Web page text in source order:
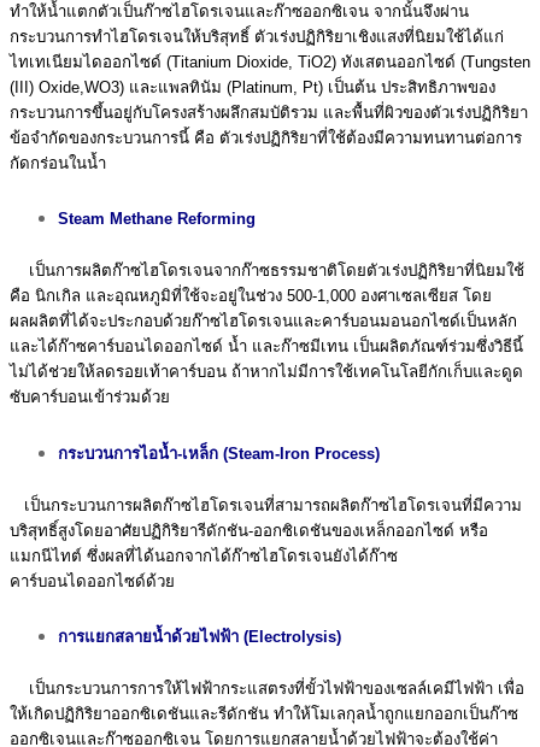
ทำให้นํ้าแตกตัวเป็นก๊าซไฮโดรเจนและก๊าซออกซิเจน จากนั้นจึงผ่าน
กระบวนการทำไฮโดรเจนให้บริสุทธิ์ ตัวเร่งปฏิกิริยาเชิงแสงที่นิยมใช้ได้แก่
ไทเทเนียมไดออกไซด์ (Titanium Dioxide, TiO2) ทังเสตนออกไซด์ (Tungsten
(III) Oxide,WO3) และแพลทินัม (Platinum, Pt) เป็นต้น ประสิทธิภาพของ
กระบวนการขึ้นอยู่กับโครงสร้างผลึกสมบัติรวม และพื้นที่ผิวของตัวเร่งปฏิกิริยา
ข้อจำกัดของกระบวนการนี้ คือ ตัวเร่งปฏิกิริยาที่ใช้ต้องมีความทนทานต่อการ
กัดกร่อนในนํ้า
Steam Methane Reforming
เป็นการผลิตก๊าซไฮโดรเจนจากก๊าซธรรมชาติโดยตัวเร่งปฏิกิริยาที่นิยมใช้
คือ นิกเกิล และอุณหภูมิที่ใช้จะอยู่ในช่วง 500-1,000 องศาเซลเซียส โดย
ผลผลิตที่ได้จะประกอบด้วยก๊าซไฮโดรเจนและคาร์บอนมอนอกไซด์เป็นหลัก
และได้ก๊าซคาร์บอนไดออกไซด์ นํ้า และก๊าซมีเทน เป็นผลิตภัณฑ์ร่วมซึ่งวิธีนี้
ไม่ได้ช่วยให้ลดรอยเท้าคาร์บอน ถ้าหากไม่มีการใช้เทคโนโลยีกักเก็บและดูด
ซับคาร์บอนเข้าร่วมด้วย
กระบวนการไอนํ้า-เหล็ก (Steam-Iron Process)
เป็นกระบวนการผลิตก๊าซไฮโดรเจนที่สามารถผลิตก๊าซไฮโดรเจนที่มีความ
บริสุทธิ์สูงโดยอาศัยปฏิกิริยารีดักชัน-ออกซิเดชันของเหล็กออกไซด์ หรือ
แมกนีไทต์ ซึ่งผลที่ได้นอกจากได้ก๊าซไฮโดรเจนยังได้ก๊าซ
คาร์บอนไดออกไซด์ด้วย
การแยกสลายน้ำด้วยไฟฟ้า (Electrolysis)
เป็นกระบวนการการให้ไฟฟ้ากระแสตรงที่ขั้วไฟฟ้าของเซลล์เคมีไฟฟ้า เพื่อ
ให้เกิดปฏิกิริยาออกซิเดชันและรีดักชัน ทำให้โมเลกุลน้ำถูกแยกออกเป็นก๊าซ
ออกซิเจนและก๊าซออกซิเจน โดยการแยกสลายนํ้าด้วยไฟฟ้าจะต้องใช้ค่า